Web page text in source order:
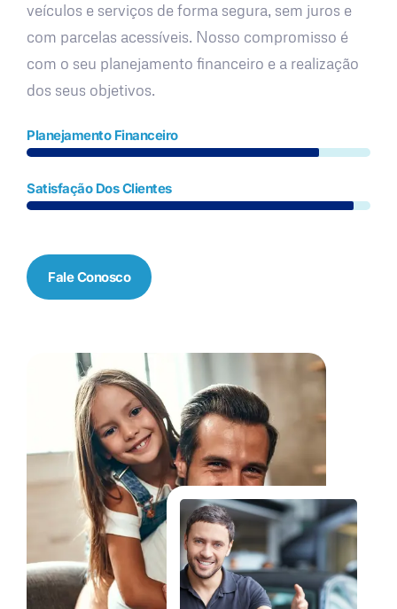
veículos e serviços de forma segura, sem juros e
com parcelas acessíveis. Nosso compromisso é
com o seu planejamento financeiro e a realização
dos seus objetivos.
Planejamento Financeiro
Satisfação Dos Clientes
Fale Conosco